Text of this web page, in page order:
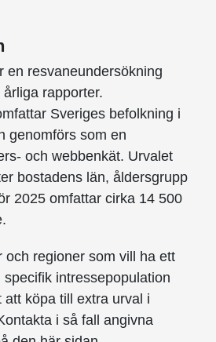
en resvaneundersökning
rapporter.
Sveriges befolkning i
genomförs som en
och webbenkät. Urvalet
bostadens län, åldersgrupp
2025 omfattar cirka 14 500
och regioner som vill ha ett
intressepopulation
köpa till extra urval i
i så fall angivna